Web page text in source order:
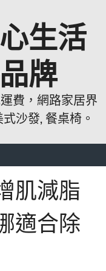
生活
牌
費，網路家居界
沙發, 餐桌椅。
肌減脂
適合除